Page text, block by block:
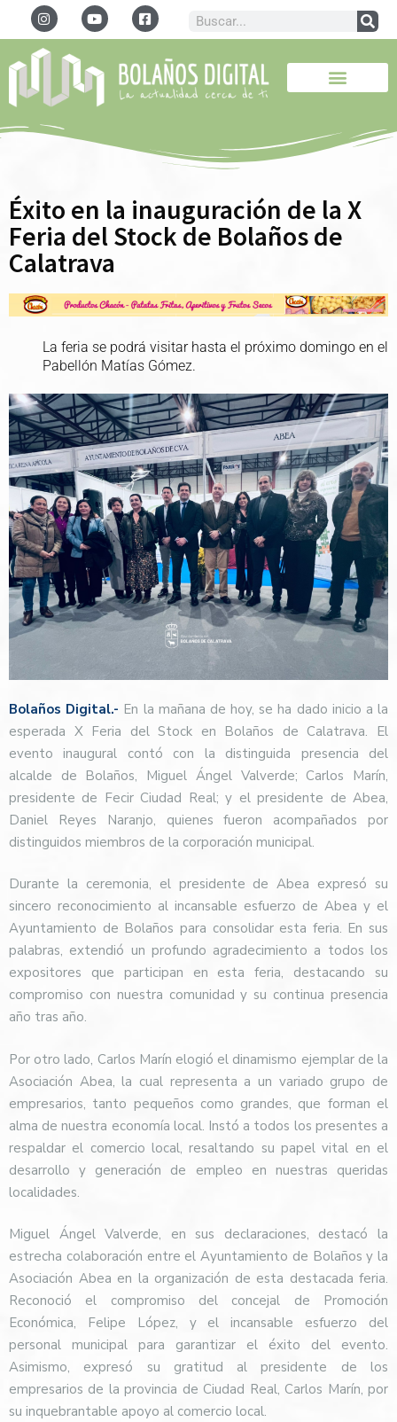
Éxito en la inauguración de la X
Feria del Stock de Bolaños de
Calatrava
La feria se podrá visitar hasta el próximo domingo en el
Pabellón Matías Gómez.
Bolaños Digital.- En la mañana de hoy, se ha dado inicio a la
esperada X Feria del Stock en Bolaños de Calatrava. El
evento inaugural contó con la distinguida presencia del
alcalde de Bolaños, Miguel Ángel Valverde; Carlos Marín,
presidente de Fecir Ciudad Real; y el presidente de Abea,
Daniel Reyes Naranjo, quienes fueron acompañados por
distinguidos miembros de la corporación municipal.
Durante la ceremonia, el presidente de Abea expresó su
sincero reconocimiento al incansable esfuerzo de Abea y el
Ayuntamiento de Bolaños para consolidar esta feria. En sus
palabras, extendió un profundo agradecimiento a todos los
expositores que participan en esta feria, destacando su
compromiso con nuestra comunidad y su continua presencia
año tras año.
Por otro lado, Carlos Marín elogió el dinamismo ejemplar de la
Asociación Abea, la cual representa a un variado grupo de
empresarios, tanto pequeños como grandes, que forman el
alma de nuestra economía local. Instó a todos los presentes a
respaldar el comercio local, resaltando su papel vital en el
desarrollo y generación de empleo en nuestras queridas
localidades.
Miguel Ángel Valverde, en sus declaraciones, destacó la
estrecha colaboración entre el Ayuntamiento de Bolaños y la
Asociación Abea en la organización de esta destacada feria.
Reconoció el compromiso del concejal de Promoción
Económica, Felipe López, y el incansable esfuerzo del
personal municipal para garantizar el éxito del evento.
Asimismo, expresó su gratitud al presidente de los
empresarios de la provincia de Ciudad Real, Carlos Marín, por
su inquebrantable apoyo al comercio local.